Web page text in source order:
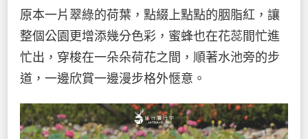
原本一片翠綠的荷葉，點綴上點點的胭脂紅，讓
整個公園更增添幾分色彩，蜜蜂也在花蕊間忙進
忙出，穿梭在一朵朵荷花之間，順著水池旁的步
道，一邊欣賞一邊漫步格外愜意。